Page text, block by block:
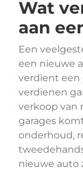
Wat
aan
Een
een nieuwe
verdient een
verdienen
verkoop van
garages
onderhoud,
nieuwe auto